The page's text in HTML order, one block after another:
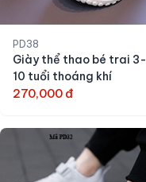
PD38
Giày thể thao bé trai 3-
10 tuổi thoáng khí
270,000 đ